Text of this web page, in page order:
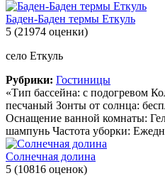
Баден-Баден термы Еткуль
5 (21974 оценки)
село Еткуль
Рубрики: Гостиницы
«Тип бассейна: с подогревом
песчаный Зонты от солнца:
Оснащение ванной комнаты:
шампунь Частота уборки:
Солнечная долина
5 (10816 оценок)